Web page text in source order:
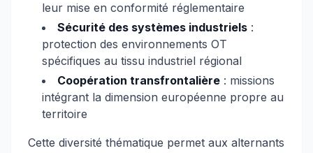
leur mise en conformité réglementaire
Sécurité des systèmes industriels :
protection des environnements OT
spécifiques au tissu industriel régional
Coopération transfrontalière : missions
intégrant la dimension européenne propre au
territoire
Cette diversité thématique permet aux alternants